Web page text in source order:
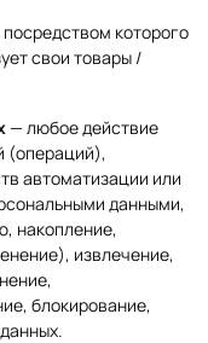
которого
свои товары /
— любое действие
(операций),
автоматизации или
данными,
накопление,
извлечение,
блокирование,